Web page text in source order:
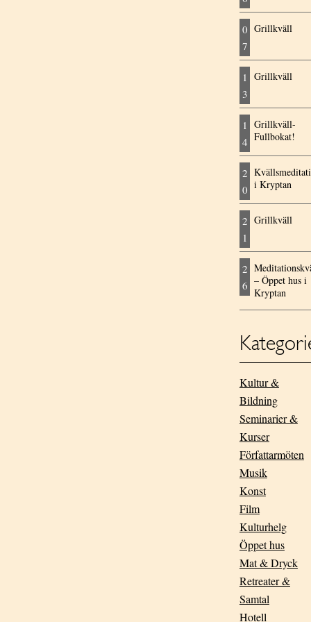
0
7
Grillkväll
1
3
Grillkväll
1
4
Grillkväll-
Fullbokat!
2
0 i Kryptan
2
1
Grillkväll
2
6 – Öppet hus i
Kryptan
Kultur &
Bildning
Seminarier &
Kurser
Författarmöten
Musik
Konst
Film
Kulturhelg
Öppet hus
Mat & Dryck
Retreater &
Samtal
Hotell